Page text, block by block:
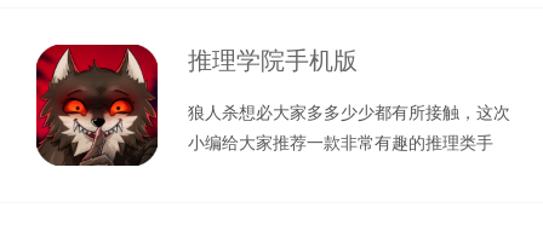
推理学院手机版
狼人杀想必大家多多少少都有所接触，这次
小编给大家推荐一款非常有趣的推理类手